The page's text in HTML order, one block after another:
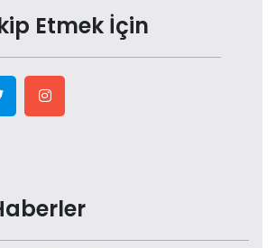
Etmek İçin